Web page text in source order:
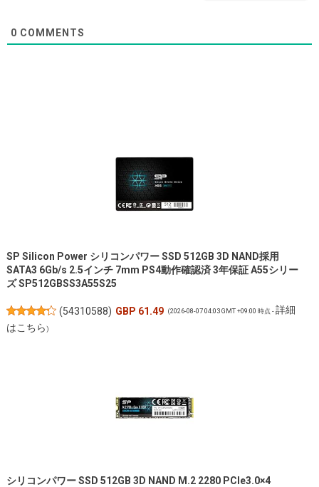
0 COMMENTS
SP Silicon Power シリコンパワー SSD 512GB 3D NAND採用
SATA3 6Gb/s 2.5インチ 7mm PS4動作確認済 3年保証 A55シリー
ズ SP512GBSS3A55S25
(54310588) GBP 61.49 (2026-08-07 04:03 GMT +09:00 時点 -詳細
はこちら)
シリコンパワー SSD 512GB 3D NAND M.2 2280 PCIe3.0×4